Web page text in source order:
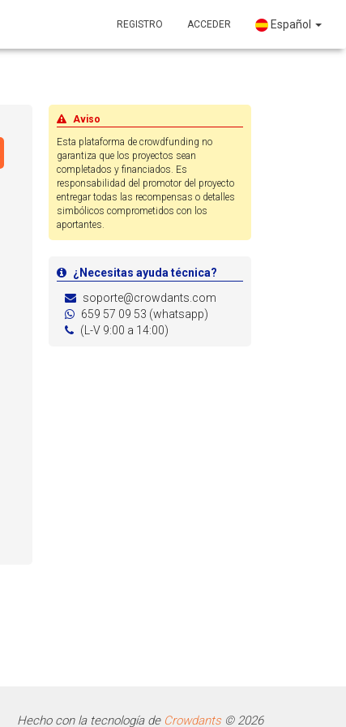
REGISTRO ACCEDER Español
Aviso
Esta plataforma de crowdfunding no
garantiza que los proyectos sean
completados y financiados. Es
responsabilidad del promotor del proyecto
entregar todas las recompensas o detalles
simbólicos comprometidos con los
aportantes.
¿Necesitas ayuda técnica?
soporte@crowdants.com
659 57 09 53 (whatsapp)
(L-V 9:00 a 14:00)
Hecho con la tecnología de Crowdants© 2026